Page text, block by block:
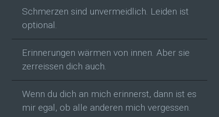
Schmerzen sind unvermeidlich. Leiden ist
optional.
Erinnerungen wärmen von innen. Aber sie
zerreissen dich auch.
Wenn du dich an mich erinnerst, dann ist es
mir egal, ob alle anderen mich vergessen.